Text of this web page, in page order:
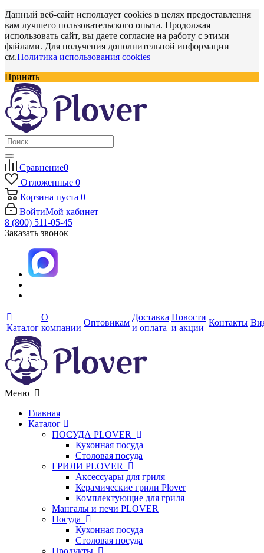
Данный веб-сайт использует cookies в целях предоставления
вам лучшего пользовательского опыта. Продолжая
использовать сайт, вы даете согласие на работу с этими
файлами. Для получения дополнительной информации
см.Политика использования cookies
Принять
Сравнение0
Отложенные 0
Корзина пуста 0
ВойтиМой кабинет
8 (800) 511-05-45
Заказать звонок
Каталог
О
компании
Оптовикам
Доставка
и оплата
Новости
и акции
Контакты
Меню
Главная
Каталог
ПОСУДА PLOVER
Кухонная посуда
Столовая посуда
ГРИЛИ PLOVER
Аксессуары для гриля
Керамические грили Plover
Комплектующие для гриля
Мангалы и печи PLOVER
Посуда
Кухонная посуда
Столовая посуда
Продукты